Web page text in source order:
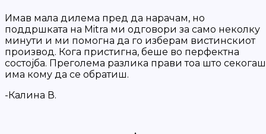
Имав мала дилема пред да нарачам, но
поддршката на Mitra ми одговори за само неколку
минути и ми помогна да го изберам вистинскиот
производ. Кога пристигна, беше во перфектна
состојба. Преголема разлика прави тоа што секогаш
има кому да се обратиш.
-Калина В.